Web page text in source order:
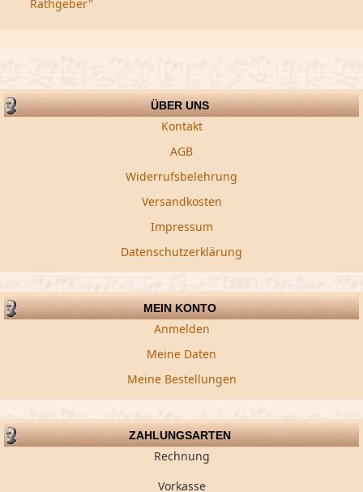
Rathgeber"
ÜBER UNS
Kontakt
AGB
Widerrufsbelehrung
Versandkosten
Impressum
Datenschutzerklärung
MEIN KONTO
Anmelden
Meine Daten
Meine Bestellungen
ZAHLUNGSARTEN
Rechnung
Vorkasse